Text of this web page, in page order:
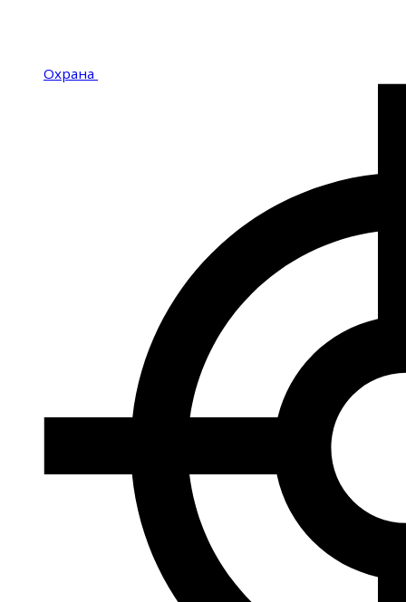
Охрана